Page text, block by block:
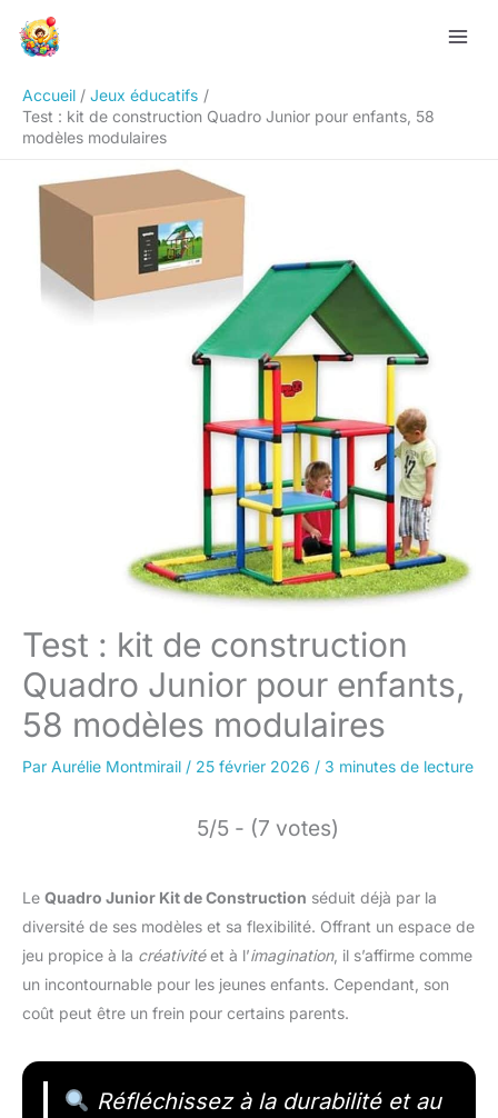
Accueil
Jeux éducatifs
Test : kit de construction Quadro Junior pour enfants, 58
modèles modulaires
Test : kit de construction
Quadro Junior pour enfants,
58 modèles modulaires
Par Aurélie Montmirail / 25 février 2026 / 3 minutes de lecture
5/5 - (7 votes)
Le Quadro Junior Kit de Construction séduit déjà par la
diversité de ses modèles et sa flexibilité. Offrant un espace de
jeu propice à la créativitéet à l’imagination, il s’affirme comme
un incontournable pour les jeunes enfants. Cependant, son
coût peut être un frein pour certains parents.
Réfléchissez à la durabilité et au
Rechercher